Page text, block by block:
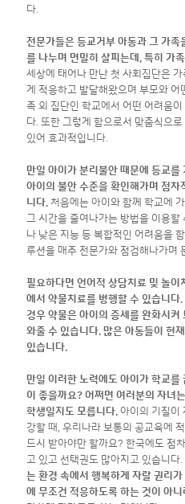
다.
전문가들은 등교거부 아동과 그 가
를 나누며 면밀히 살피는데, 특히 가
세상에 태어나 만난 첫 사회집단은
게 적응하고 발달해왔으며 부모와
족 외 집단인 학교에서 어떤 어려움
다. 또한 그렇게 함으로서 맞춤식으
있어 효과적입니다.
만일 아이가 분리불안 때문에 등교를
아이의 불안 수준을 확인해가며 점차
니다. 처음에는 아이와 함께 학교에
그 시간을 줄여나가는 방법을 이용할
나 낮은 지능 등 복합적인 어려움을
루션을 매주 전문가와 점검해나가며
필요하다면 언어적 상담치료 및 놀
에서 약물치료를 병행할 수 있습니
경우 약물은 아이의 증세를 완화시켜
와줄 수 있습니다. 많은 아동들이 현
있습니다.
만일 이러한 노력에도 아이가 학교를
이 좋을까요? 어쩌면 여러분의 자녀
학생일지도 모릅니다. 아이의 기질이
강할 때, 우리나라 보통의 공교육에
드시 받아야만 할까요? 한국에도 점
고 있고 선택권도 많아지고 있습니다.
는 환경 속에서 행복하게 자랄 권리
에 무조건 적응하도록 하는 것이 아